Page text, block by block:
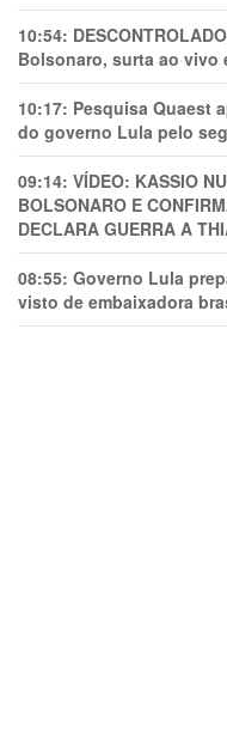
10:54:
Bolsonaro, surta ao vivo
10:17: Pesquisa Quaest
do governo Lula pelo
09:14: VÍDEO: KASSIO
BOLSONARO E
DECLARA GUERRA A
08:55: Governo Lula
visto de embaixadora